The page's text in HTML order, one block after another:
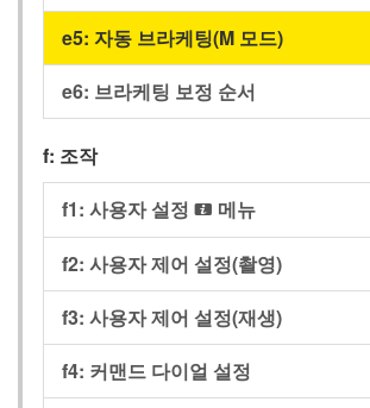
e5: 자동 브라케팅(M 모드)
e6: 브라케팅 보정 순서
f: 조작
f1: 사용자 설정 i 메뉴
f2: 사용자 제어 설정(촬영)
f3: 사용자 제어 설정(재생)
f4: 커맨드 다이얼 설정